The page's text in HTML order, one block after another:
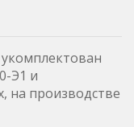
Э1 и
на производстве